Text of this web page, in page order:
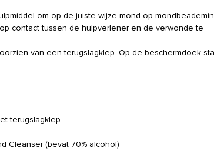
om op de juiste wijze mond-op-
contact tussen de hulpverlener en de verwonde te
van een terugslagklep. Op de beschermdoek
terugslagklep
Cleanser (bevat 70% alcohol)